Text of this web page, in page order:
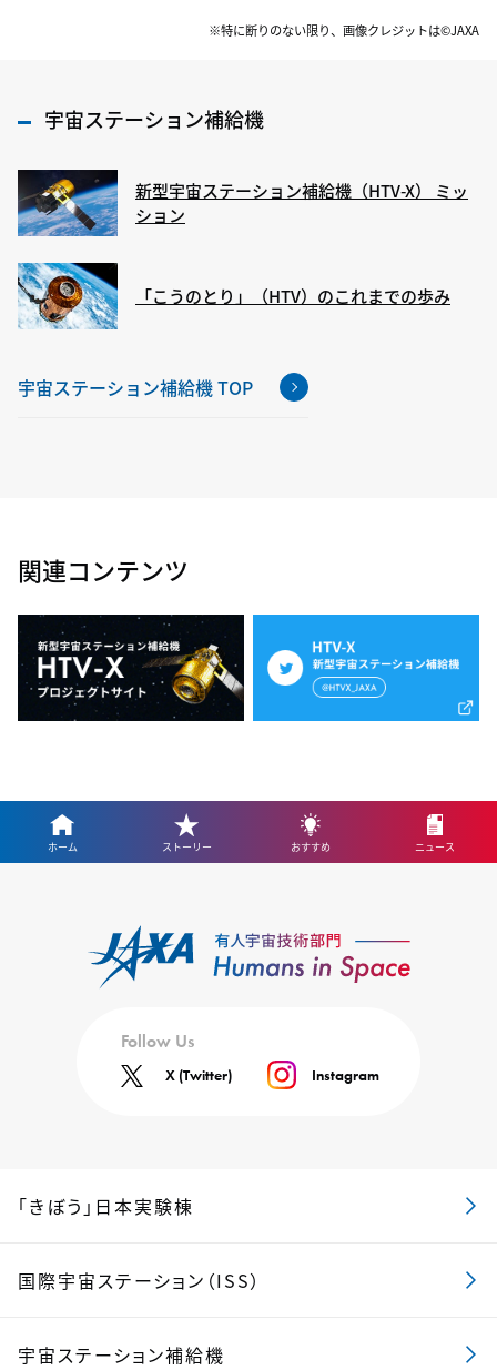
※特に断りのない限り、画像クレジットは©JAXA
宇宙ステーション補給機
新型宇宙ステーション補給機（HTV-X） ミッ
ション
「こうのとり」（HTV）のこれまでの歩み
宇宙ステーション補給機 TOP
関連コンテンツ
ホーム ストーリー おすすめ ニュース
Follow Us
X (Twitter) Instagram
「きぼう」日本実験棟
国際宇宙ステーション（ISS）
宇宙ステーション補給機